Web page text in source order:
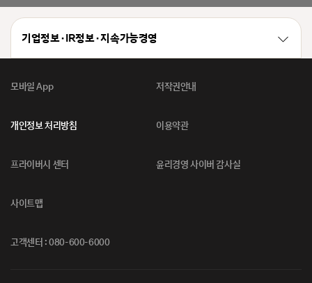
기업정보 · IR정보 · 지속가능경영
모바일 App 저작권안내
개인정보 처리방침 이용약관
프라이버시 센터 윤리경영 사이버 감사실
사이트맵
고객센터 : 080-600-6000